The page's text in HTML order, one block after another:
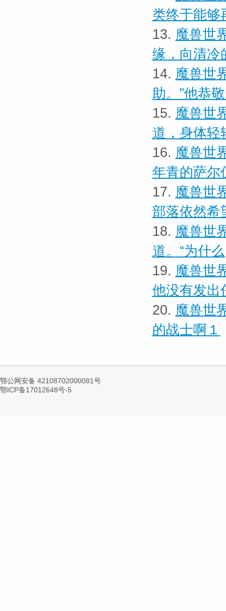
类终于能够
13. 魔兽世
缘，向清冷
14. 魔兽世
助。”他恭
15. 魔兽世
道，身体轻
16. 魔兽世
年青的萨尔
17. 魔兽世
部落依然希
18. 魔兽世
道。“为什么
19. 魔兽世
他没有发出
20. 魔兽世
的战士啊１
鄂公网安备 42108702000081号
鄂ICP备17012648号-5